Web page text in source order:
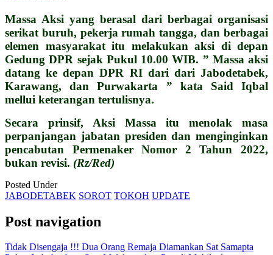
Massa Aksi yang berasal dari berbagai organisasi
serikat buruh, pekerja rumah tangga, dan berbagai
elemen masyarakat itu melakukan aksi di depan
Gedung DPR sejak Pukul 10.00 WIB. ” Massa aksi
datang ke depan DPR RI dari dari Jabodetabek,
Karawang, dan Purwakarta ” kata Said Iqbal
mellui keterangan tertulisnya.
Secara prinsif, Aksi Massa itu menolak masa
perpanjangan jabatan presiden dan menginginkan
pencabutan Permenaker Nomor 2 Tahun 2022,
bukan revisi. (Rz/Red)
Posted Under
JABODETABEK SOROT TOKOH UPDATE
Post navigation
Tidak Disengaja !!! Dua Orang Remaja Diamankan Sat Samapta